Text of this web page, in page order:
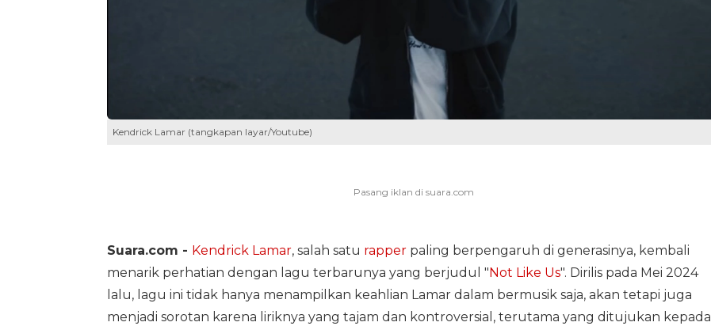
Kendrick Lamar (tangkapan layar/Youtube)
Suara.com - Kendrick Lamar, salah satu rapperpaling berpengaruh di generasinya, kembali
menarik perhatian dengan lagu terbarunya yang berjudul "Not Like Us". Dirilis pada Mei 2024
lalu, lagu ini tidak hanya menampilkan keahlian Lamar dalam bermusik saja, akan tetapi juga
menjadi sorotan karena liriknya yang tajam dan kontroversial, terutama yang ditujukan kepada